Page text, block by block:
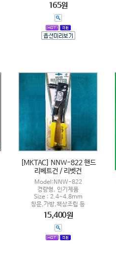
165원
[MKTAC] NNW-822 핸드
리베트건 / 리벳건
Model:NNW-822
경량형, 인기제품
Size : 2.4~4.8mm
창문,가방,책상조립 등
15,400원